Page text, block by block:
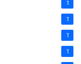
1
1
1
1